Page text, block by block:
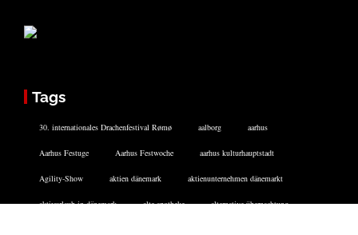
Tags
30. internationales Drachenfestival Rømø aalborg aarhus
Aarhus Festuge Aarhus Festwoche aarhus kulturhauptstadt
Agility-Show aktien dänemark aktienunternehmen dänemarkt
aktivurlaub in dänemark alte apotheke alternative übernachtung